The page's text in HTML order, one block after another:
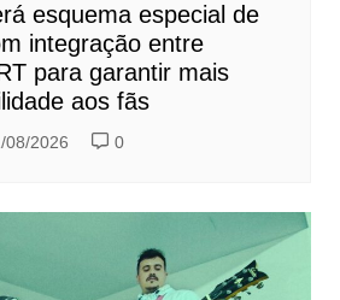
esquema especial de
integração entre
para garantir mais
aos fãs
08/2026 0